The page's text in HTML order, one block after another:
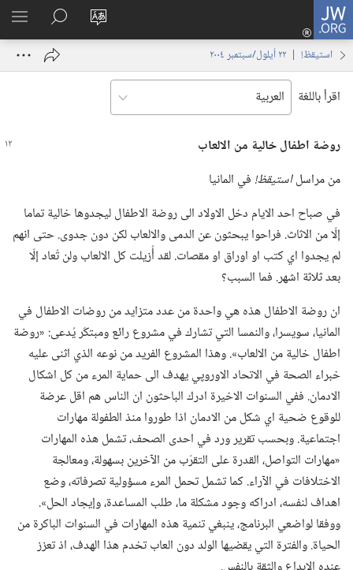
JW.ORG
تغيير
الموقع
تسجيل
الدخول
نافذة
البحث
في
JW.‎ORG
استيقظ‏!‏ | ‏‎٢٢‏ ‏‎أيلول/سبتمبر‏ ‎٢٠٠٤
اقرأ باللغة
روضة اطفال خالية من الالعاب
من مراسلاستيقظ!‏ في المانيا
في صباح احد الايام دخل الاولاد الى روضة الاطفال ليجدوها خالية تماما
إلّا من الاثاث.‏ فراحوا يبحثون عن الدمى والالعاب لكن دون جدوى.‏ حتى انهم
لم يجدوا اي كتب او اوراق او مقصات.‏ لقد أُزيلت كل الالعاب ولن تُعاد إلّا
بعد ثلاثة اشهر.‏ فما السبب؟‏
ان روضة الاطفال هذه هي واحدة من عدد متزايد من روضات الاطفال في
المانيا،‏ سويسرا،‏ والنمسا التي تشارك في مشروع رائع ومبتكَر يُدعى:‏ «روضة
اطفال خالية من الالعاب».‏ وهذا المشروع الفريد من نوعه الذي اثنى عليه
خبراء الصحة في الاتحاد الاوروپي يهدف الى حماية المرء من كل اشكال
الادمان.‏ ففي السنوات الاخيرة ادرك الباحثون ان الناس هم اقل عرضة
للوقوع ضحية اي شكل من الادمان اذا طوروا منذ الطفولة مهارات
اجتماعية.‏ وبحسب تقرير ورد في احدى الصحف،‏ تشمل هذه المهارات
«مهارات التواصل،‏ القدرة على التقرّب من الآخرين بسهولة،‏ ومعالجة
الاختلافات في الآراء.‏ كما تشمل تحمل المرء مسؤولية تصرفاته،‏ وضع
اهداف لنفسه،‏ ادراكه وجود مشكلة ما،‏ طلب المساعدة،‏ وإيجاد الحل».‏
ووفقا لواضعي البرنامج،‏ ينبغي تنمية هذه المهارات في السنوات الباكرة من
الحياة.‏ والفترة التي يقضيها الولد دون العاب تخدم هذا الهدف،‏ اذ تعزز